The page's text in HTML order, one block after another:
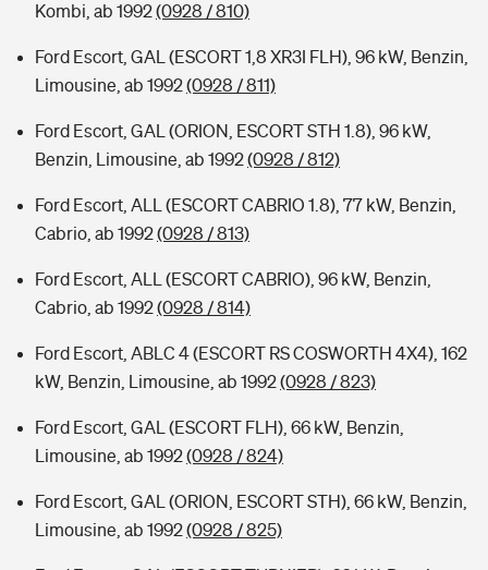
Kombi, ab 1992(0928 / 810)
Ford Escort, GAL (ESCORT 1,8 XR3I FLH), 96 kW, Benzin,
Limousine, ab 1992(0928 / 811)
Ford Escort, GAL (ORION, ESCORT STH 1.8), 96 kW,
Benzin, Limousine, ab 1992(0928 / 812)
Ford Escort, ALL (ESCORT CABRIO 1.8), 77 kW, Benzin,
Cabrio, ab 1992(0928 / 813)
Ford Escort, ALL (ESCORT CABRIO), 96 kW, Benzin,
Cabrio, ab 1992(0928 / 814)
Ford Escort, ABLC 4 (ESCORT RS COSWORTH 4X4), 162
kW, Benzin, Limousine, ab 1992(0928 / 823)
Ford Escort, GAL (ESCORT FLH), 66 kW, Benzin,
Limousine, ab 1992(0928 / 824)
Ford Escort, GAL (ORION, ESCORT STH), 66 kW, Benzin,
Limousine, ab 1992(0928 / 825)